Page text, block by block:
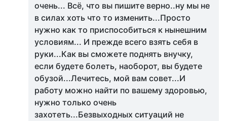
очень... Всё, что вы пишите верно..ну мы не
в силах хоть что то изменить...Просто
нужно как то приспособиться к нынешним
условиям... И прежде всего взять себя в
руки...Как вы сможете поднять внучку,
если будете болеть, наоборот, вы будете
обузой...Лечитесь, мой вам совет...И
работу можно найти по вашему здоровью,
нужно только очень
захотеть...Безвыходных ситуаций не